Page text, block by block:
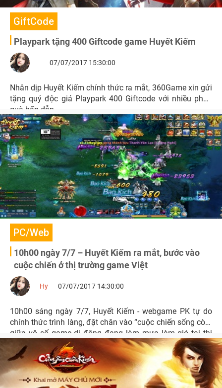
GiftCode
Playpark tặng 400 Giftcode game Huyết Kiếm
07/07/2017 15:30:00
Nhân dịp Huyết Kiếm chính thức ra mắt, 360Game xin gửi
tặng quý độc giả Playpark 400 Giftcode với nhiều phần
quà hấp dẫn.
PC/Web
10h00 ngày 7/7 – Huyết Kiếm ra mắt, bước vào
cuộc chiến ở thị trường game Việt
Hy 07/07/2017 14:30:00
10h00 sáng ngày 7/7, Huyết Kiếm - webgame PK tự do
chính thức trình làng, đặt chân vào “cuộc chiến sống còn”
giữa vô số game di động đang làm mưa làm gió tại thị
trường Việt.